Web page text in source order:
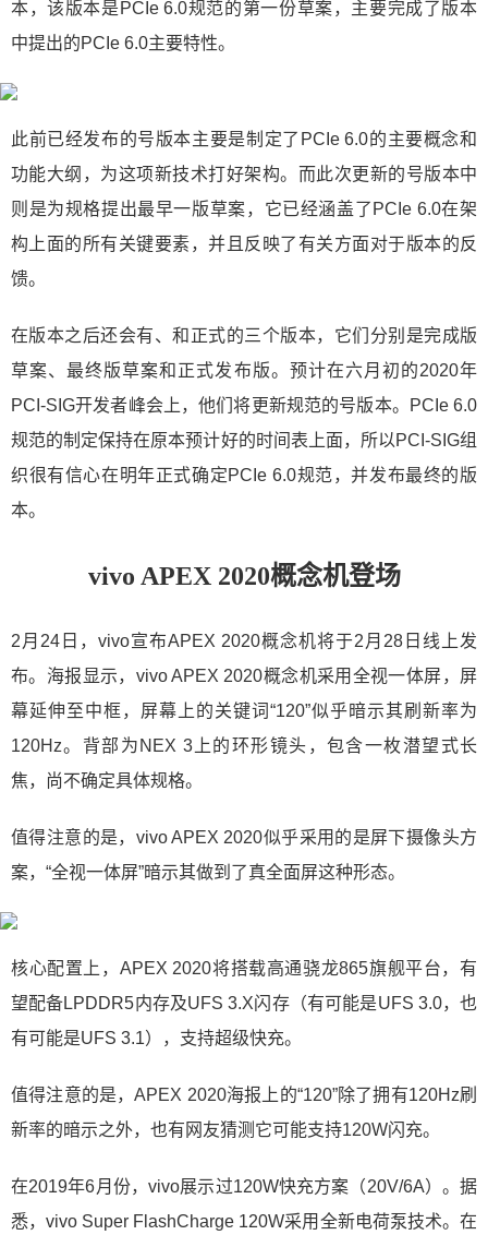
本，该版本是PCIe 6.0规范的第一份草案，主要完成了版本
中提出的PCIe 6.0主要特性。
此前已经发布的号版本主要是制定了PCIe 6.0的主要概念和
功能大纲，为这项新技术打好架构。而此次更新的号版本中
则是为规格提出最早一版草案，它已经涵盖了PCIe 6.0在架
构上面的所有关键要素，并且反映了有关方面对于版本的反
馈。
在版本之后还会有、和正式的三个版本，它们分别是完成版
草案、最终版草案和正式发布版。预计在六月初的2020年
PCI-SIG开发者峰会上，他们将更新规范的号版本。PCIe 6.0
规范的制定保持在原本预计好的时间表上面，所以PCI-SIG组
织很有信心在明年正式确定PCIe 6.0规范，并发布最终的版
本。
vivo APEX 2020概念机登场
2月24日，vivo宣布APEX 2020概念机将于2月28日线上发
布。海报显示，vivo APEX 2020概念机采用全视一体屏，屏
幕延伸至中框，屏幕上的关键词“120”似乎暗示其刷新率为
120Hz。背部为NEX 3上的环形镜头，包含一枚潜望式长
焦，尚不确定具体规格。
值得注意的是，vivo APEX 2020似乎采用的是屏下摄像头方
案，“全视一体屏”暗示其做到了真全面屏这种形态。
核心配置上，APEX 2020将搭载高通骁龙865旗舰平台，有
望配备LPDDR5内存及UFS 3.X闪存（有可能是UFS 3.0，也
有可能是UFS 3.1），支持超级快充。
值得注意的是，APEX 2020海报上的“120”除了拥有120Hz刷
新率的暗示之外，也有网友猜测它可能支持120W闪充。
在2019年6月份，vivo展示过120W快充方案（20V/6A）。据
悉，vivo Super FlashCharge 120W采用全新电荷泵技术。在